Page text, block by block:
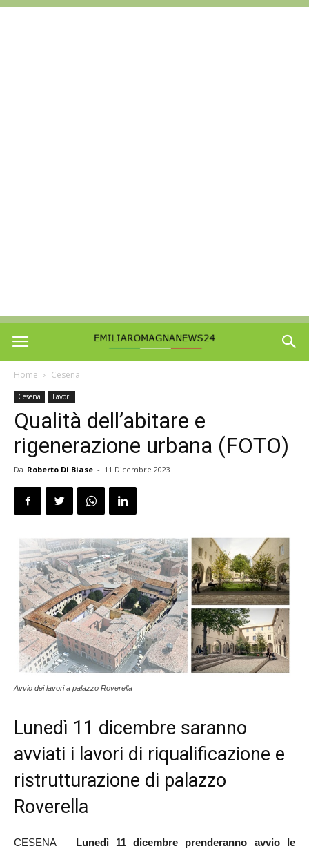
Home Cesena
Cesena Lavori
Qualità dell’abitare e
rigenerazione urbana (FOTO)
Da Roberto Di Biase - 11 Dicembre 2023
Avvio dei lavori a palazzo Roverella
Lunedì 11 dicembre saranno
avviati i lavori di riqualificazione e
ristrutturazione di palazzo
Roverella
CESENA –Lunedì 11 dicembre prenderanno avvio le